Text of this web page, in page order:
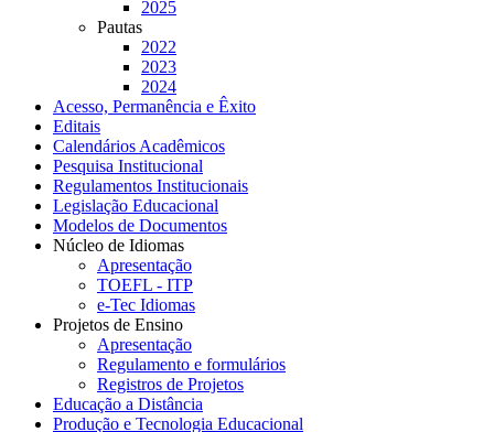
2025
Pautas
2022
2023
2024
Acesso, Permanência e Êxito
Editais
Calendários Acadêmicos
Pesquisa Institucional
Regulamentos Institucionais
Legislação Educacional
Modelos de Documentos
Núcleo de Idiomas
Apresentação
TOEFL - ITP
e-Tec Idiomas
Projetos de Ensino
Apresentação
Regulamento e formulários
Registros de Projetos
Educação a Distância
Produção e Tecnologia Educacional